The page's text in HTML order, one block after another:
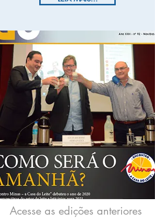
Acesse as edições anteriores